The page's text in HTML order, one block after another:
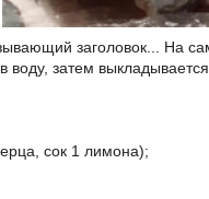
заголовок... На
затем
сок 1 лимона);